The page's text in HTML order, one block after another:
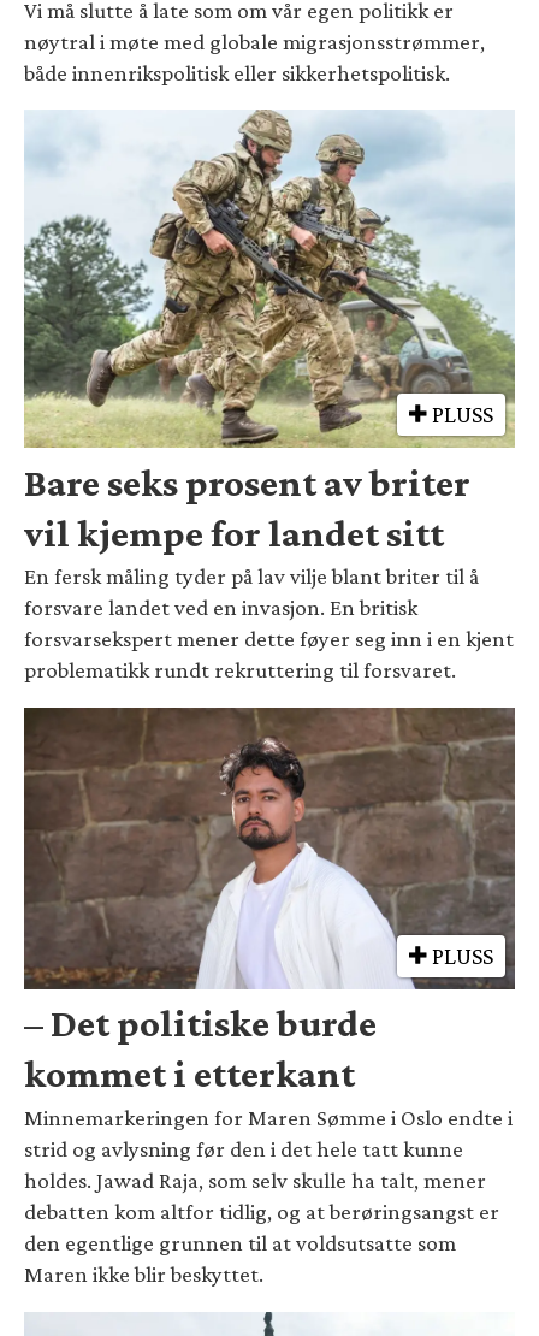
Vi må slutte å late som om vår egen politikk er
nøytral i møte med globale migrasjonsstrømmer,
både innenrikspolitisk eller sikkerhetspolitisk.
PLUSS
Bare seks prosent av briter
vil kjempe for landet sitt
En fersk måling tyder på lav vilje blant briter til å
forsvare landet ved en invasjon. En britisk
forsvarsekspert mener dette føyer seg inn i en kjent
problematikk rundt rekruttering til forsvaret.
PLUSS
– Det politiske burde
kommet i etterkant
Minnemarkeringen for Maren Sømme i Oslo endte i
strid og avlysning før den i det hele tatt kunne
holdes. Jawad Raja, som selv skulle ha talt, mener
debatten kom altfor tidlig, og at berøringsangst er
den egentlige grunnen til at voldsutsatte som
Maren ikke blir beskyttet.